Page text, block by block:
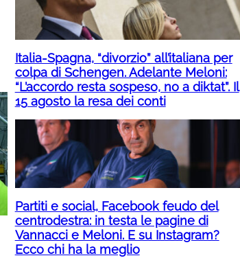
Italia-Spagna, “divorzio” all’italiana per
colpa di Schengen. Adelante Meloni:
“L’accordo resta sospeso, no a diktat”. Il
15 agosto la resa dei conti
Partiti e social, Facebook feudo del
centrodestra: in testa le pagine di
Vannacci e Meloni. E su Instagram?
Ecco chi ha la meglio